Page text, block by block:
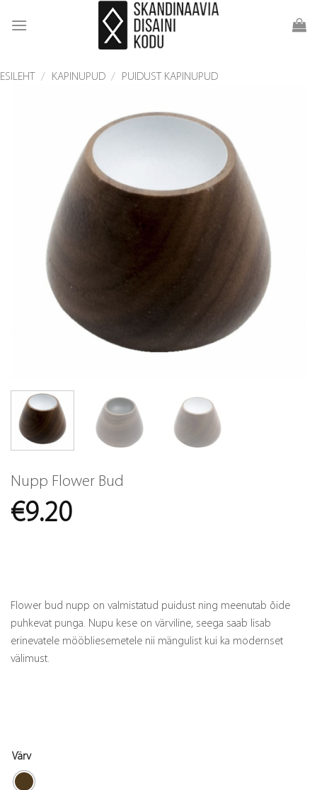
ESILEHT / KAPINUPUD / PUIDUST KAPINUPUD
Nupp Flower Bud
€9.20
Flower bud nupp on valmistatud puidust ning meenutab õide
puhkevat punga. Nupu kese on värviline, seega saab lisab
erinevatele mööbliesemetele nii mängulist kui ka modernset
välimust.
Värv